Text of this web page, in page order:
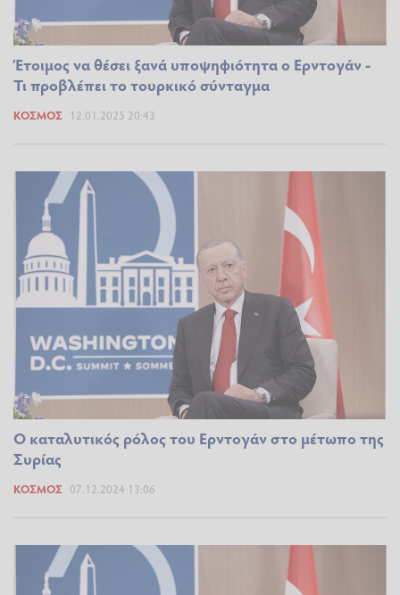
Έτοιμος να θέσει ξανά υποψηφιότητα ο Ερντογάν -
Τι προβλέπει το τουρκικό σύνταγμα
ΚΌΣΜΟΣ 12.01.2025 20:43
Ο καταλυτικός ρόλος του Ερντογάν στο μέτωπο της
Συρίας
ΚΌΣΜΟΣ 07.12.2024 13:06